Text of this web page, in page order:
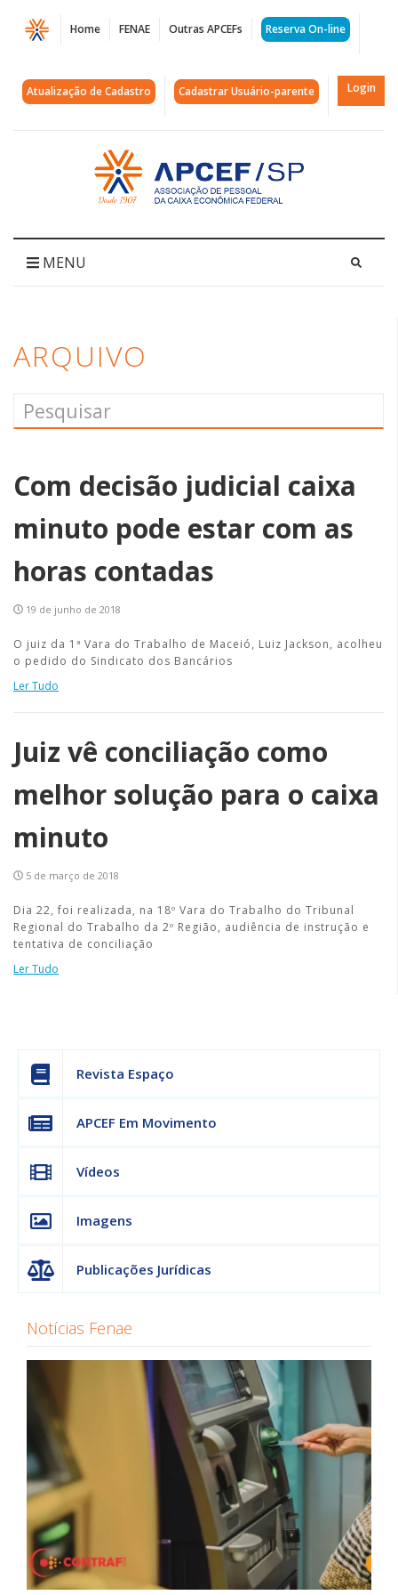
Página
Arquivos
caixa
APCEF/SP
Home FENAE Outras APCEFs Reserva On-line
Atualização de Cadastro Cadastrar Usuário-parente Login
Acessar
página
inicial
MENU
ARQUIVO
Com decisão judicial caixa
minuto pode estar com as
horas contadas
19 de junho de 2018
O juiz da 1ª Vara do Trabalho de Maceió, Luiz Jackson, acolheu
o pedido do Sindicato dos Bancários
Ler Tudo
Juiz vê conciliação como
melhor solução para o caixa
minuto
5 de março de 2018
Dia 22, foi realizada, na 18º Vara do Trabalho do Tribunal
Regional do Trabalho da 2º Região, audiência de instrução e
tentativa de conciliação
Ler Tudo
Revista Espaço
APCEF Em Movimento
Vídeos
Imagens
Publicações Jurídicas
Notícias Fenae